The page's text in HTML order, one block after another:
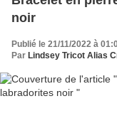
noir
Publié le 21/11/2022 à
Par Lindsey Tricot Alias